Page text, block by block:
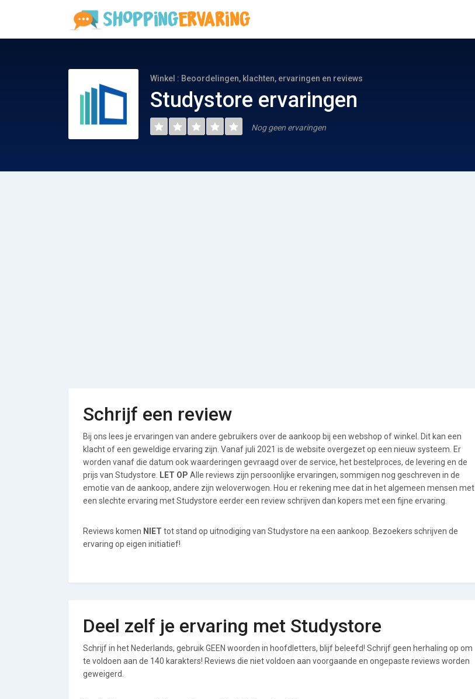
Winkel : Beoordelingen, klachten, ervaringen en reviews
Studystore ervaringen
Nog geen ervaringen
Schrijf een review
Bij ons lees je ervaringen van andere gebruikers over de aankoop bij een webshop of winkel. Dit kan een
klacht of een geweldige ervaring zijn. Vanaf juli 2021 is de website overgezet op een nieuw systeem. Er
worden vanaf die datum ook waarderingen gevraagd over de service, het bestelproces, de levering en de
prijs van Studystore.
LET OP Alle reviews zijn persoonlijke ervaringen, sommigen nog geschreven in de
emotie van de aankoop, andere zijn weloverwogen. Hou er rekening mee dat in het algemeen mensen met
een slechte ervaring met Studystore eerder een review schrijven dan kopers met een fijne ervaring.
Reviews komen NIET tot stand op uitnodiging van Studystore na een aankoop. Bezoekers schrijven de
ervaring op eigen initiatief!
Deel zelf je ervaring met Studystore
Schrijf in het Nederlands, gebruik GEEN woorden in hoofdletters, blijf beleefd! Schrijf geen herhaling op om
te voldoen aan de 140 karakters! Reviews die niet voldoen aan voorgaande en ongepaste reviews worden
geweigerd.